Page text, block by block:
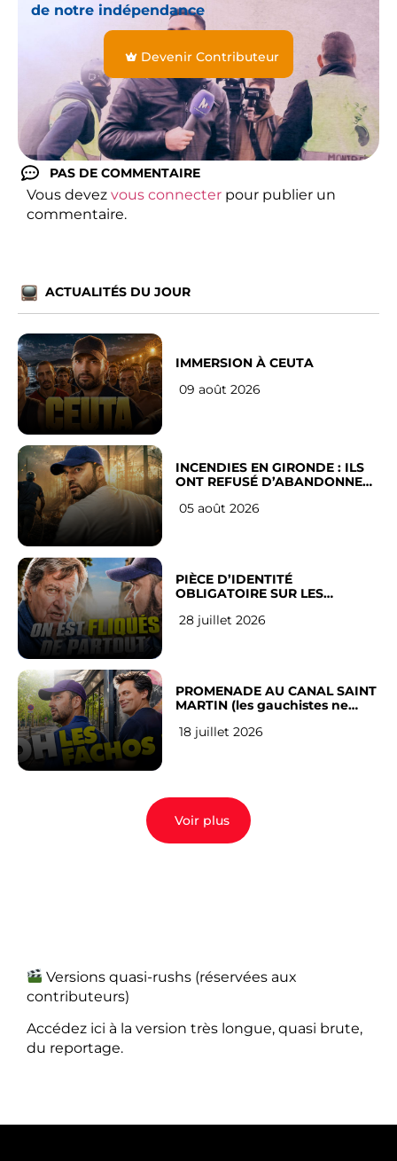
de notre indépendance
Devenir Contributeur
PAS DE COMMENTAIRE
Vous devez vous connecter pour publier un
commentaire.
ACTUALITÉS DU JOUR
IMMERSION À CEUTA
09 août 2026
INCENDIES EN GIRONDE : ILS
ONT REFUSÉ D’ABANDONNER
05 août 2026
PIÈCE D’IDENTITÉ
OBLIGATOIRE SUR LES
Français
28 juillet 2026
PROMENADE AU CANAL SAINT
MARTIN (les gauchistes ne
18 juillet 2026
Voir plus
Versions quasi-rushs (réservées aux
contributeurs)
Accédez ici à la version très longue, quasi brute,
du reportage.